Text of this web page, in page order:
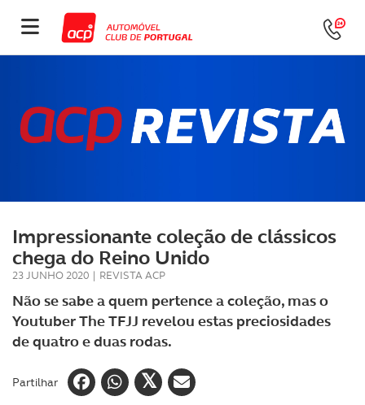
Impressionante coleção de clássicos
chega do Reino Unido
23 JUNHO 2020 | REVISTA ACP
Não se sabe a quem pertence a coleção, mas o
Youtuber The TFJJ revelou estas preciosidades
de quatro e duas rodas.
Partilhar